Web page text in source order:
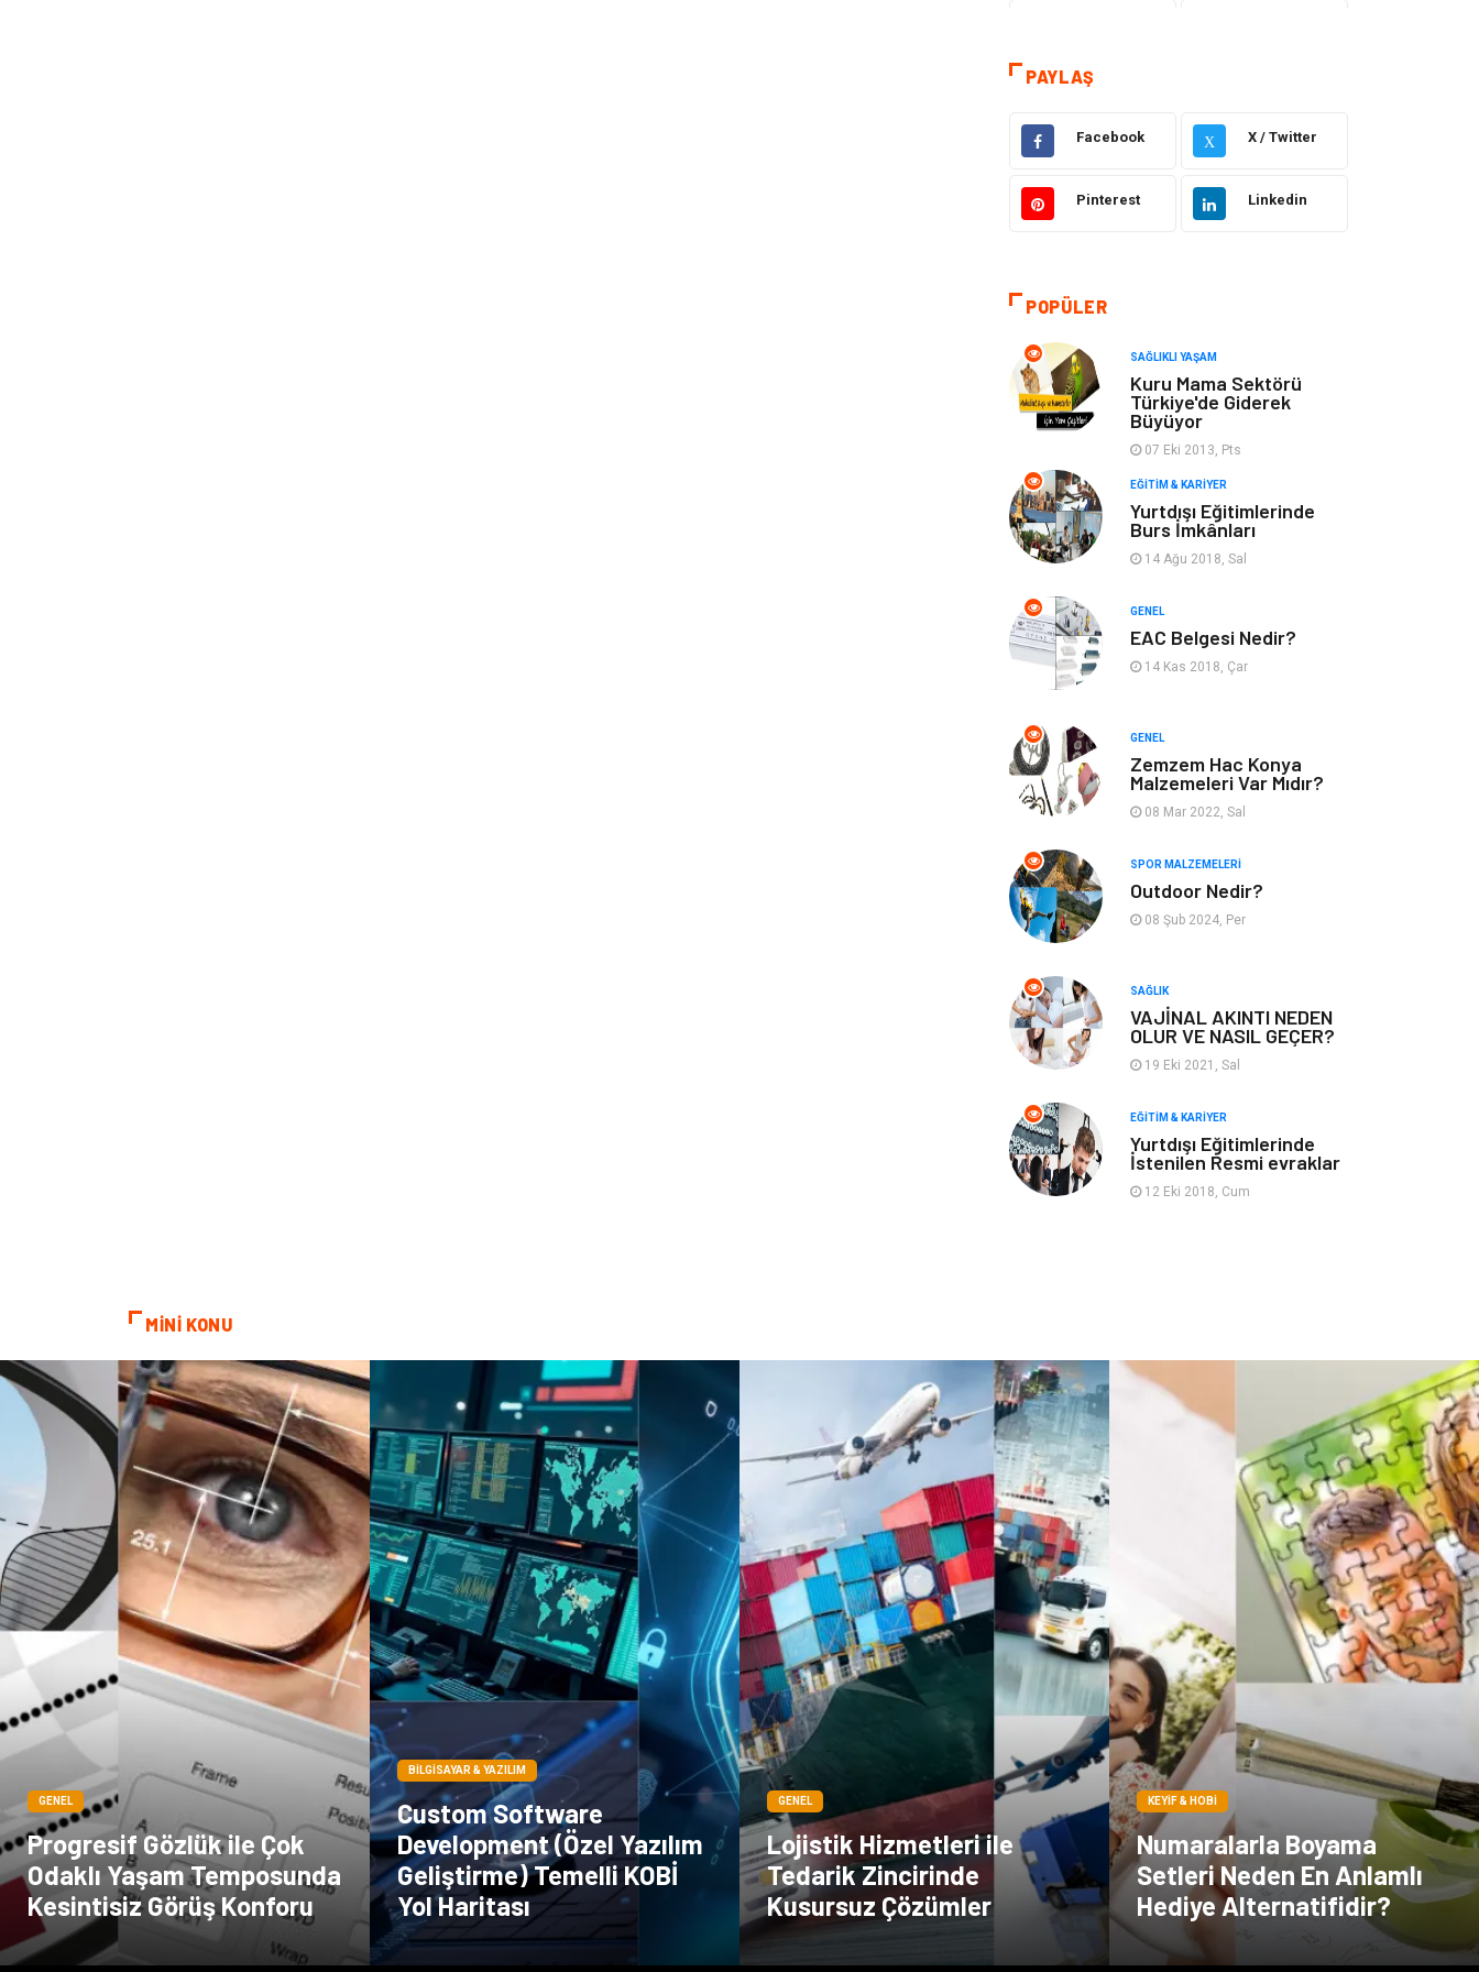
Hukuk
Otomotiv Sağlıklı Yaşam
Güzellik & Bakım Gıda
Makine
Elektronik
Bilgisayar &
Yazılım
Keyif & Hobi
Ev Dekorasyon Organizasyon
Finans & Ekonomi Tatil
Anne & Çocuk
Ev İşleri Müzik
Gençlik & Eğlence
Mobilya Spor
Astroloji
Keyfinizi
Kaçırmayın
sağlıklı beslenme
Bebek Giyim Periyodik Kontrol
Sigorta Çadır
Yazı Tahtaları Pet Malzemeleri
PAYLAŞ
Facebook X X / Twitter
Pinterest Linkedin
POPÜLER
SAĞLIKLI YAŞAM
Kuru Mama Sektörü
Türkiye'de Giderek
Büyüyor
07 Eki 2013, Pts
EĞITIM & KARIYER
Yurtdışı Eğitimlerinde
Burs İmkânları
14 Ağu 2018, Sal
GENEL
EAC Belgesi Nedir?
14 Kas 2018, Çar
GENEL
Zemzem Hac Konya
Malzemeleri Var Mıdır?
08 Mar 2022, Sal
SPOR MALZEMELERI
Outdoor Nedir?
08 Şub 2024, Per
SAĞLIK
VAJİNAL AKINTI NEDEN
OLUR VE NASIL GEÇER?
19 Eki 2021, Sal
EĞITIM & KARIYER
Yurtdışı Eğitimlerinde
İstenilen Resmi evraklar
12 Eki 2018, Cum
MİNİ KONU
GENEL
Progresif Gözlük ile Çok
Odaklı Yaşam Temposunda
Kesintisiz Görüş Konforu
BILGISAYAR & YAZILIM
Custom Software
Development (Özel Yazılım
Geliştirme) Temelli KOBİ
Yol Haritası
GENEL
Lojistik Hizmetleri ile
Tedarik Zincirinde
Kusursuz Çözümler
KEYIF & HOBI
Numaralarla Boyama
Setleri Neden En Anlamlı
Hediye Alternatifidir?